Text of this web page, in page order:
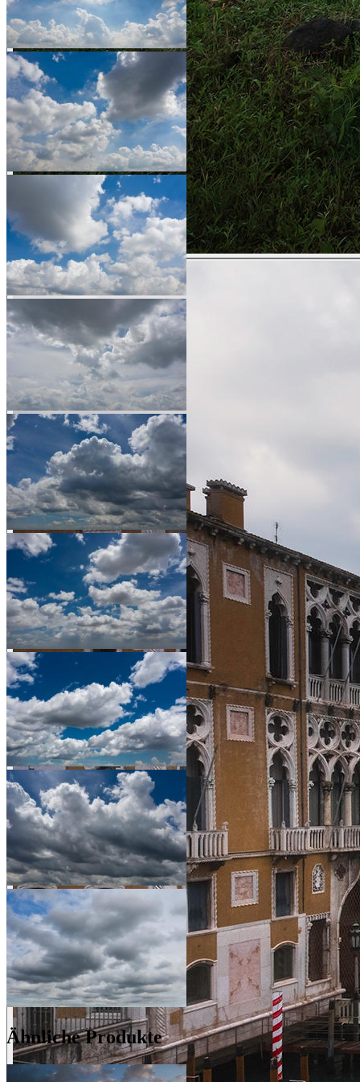
Ähnliche Produkte